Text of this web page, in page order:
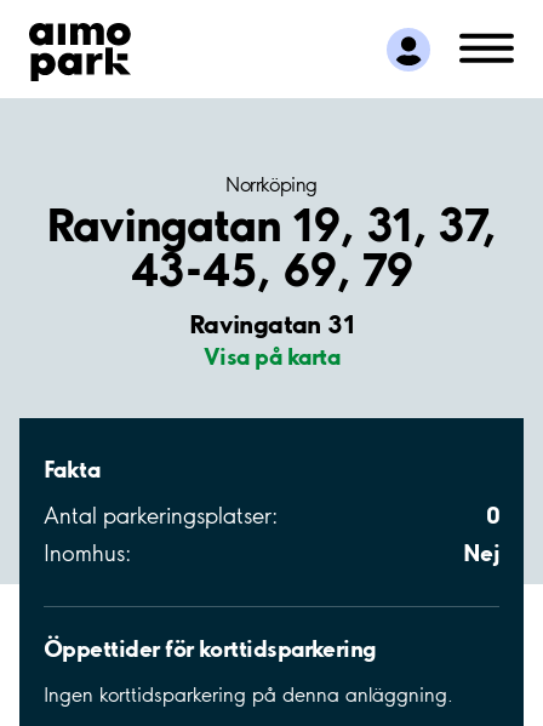
Hitta parkering
Samarbete
Kundservice
Norrköping
Ravingatan 19, 31, 37,
43-45, 69, 79
Ravingatan 31
Visa på karta
Fakta
Antal parkeringsplatser: 0
Inomhus: Nej
Öppettider för korttidsparkering
Ingen korttidsparkering på denna anläggning.